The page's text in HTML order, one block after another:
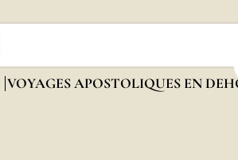
VOYAGES APOSTOLIQUES EN